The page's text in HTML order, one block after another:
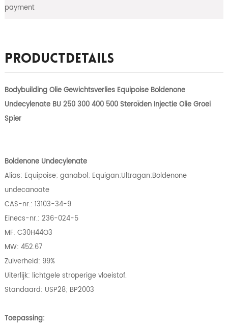
payment
Productdetails
Bodybuilding Olie Gewichtsverlies Equipoise Boldenone
Undecylenate BU 250 300 400 500 Steroïden Injectie Olie Groei
Spier
Boldenone Undecylenate
Alias: Equipoise; ganabol; Equigan;Ultragan;Boldenone
undecanoate
CAS-nr.: 13103-34-9
Einecs-nr.: 236-024-5
MF: C30H44O3
MW: 452.67
Zuiverheid: 99%
Uiterlijk: lichtgele stroperige vloeistof.
Standaard: USP28; BP2003
Toepassing: